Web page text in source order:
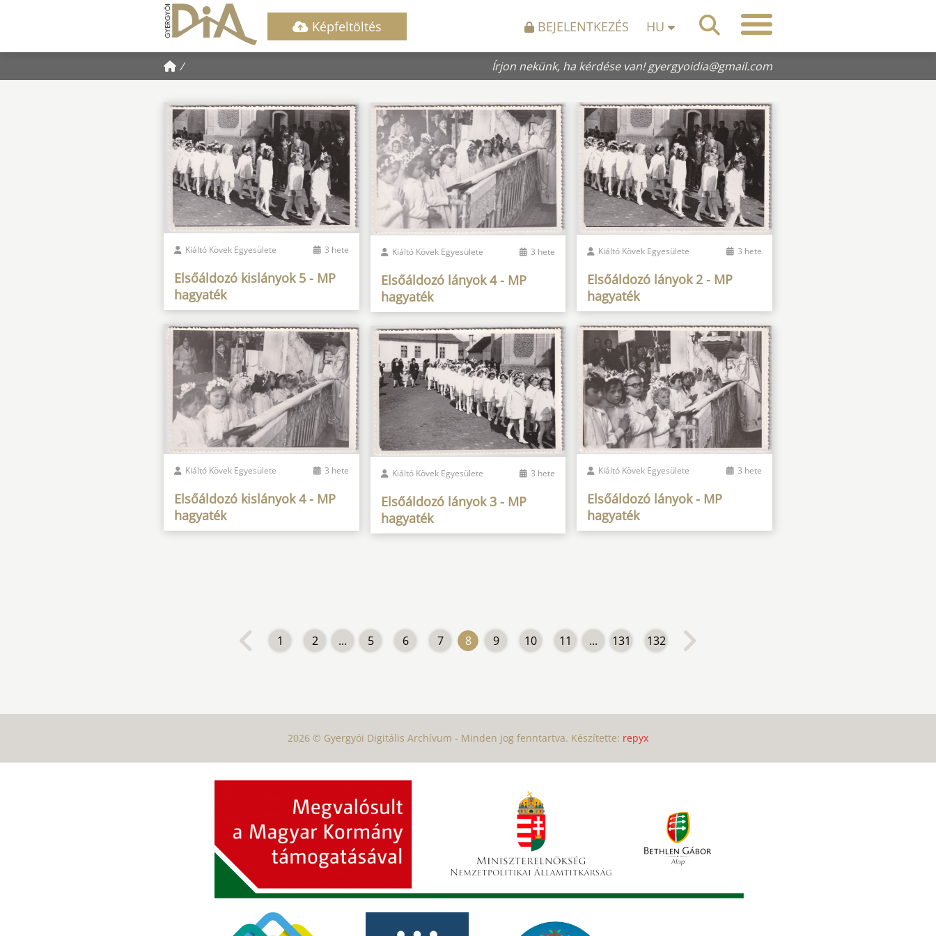
Képfeltöltés BEJELENTKEZÉS HU
/ Írjon nekünk, ha kérdése van!gyergyoidia@gmail.com
Kiáltó Kövek Egyesülete 3 hete
Elsőáldozó kislányok 5 - MP
hagyaték
Kiáltó Kövek Egyesülete 3 hete
Elsőáldozó kislányok 4 - MP
hagyaték
Kiáltó Kövek Egyesülete 3 hete
Elsőáldozó lányok 4 - MP
hagyaték
Kiáltó Kövek Egyesülete 3 hete
Elsőáldozó lányok 3 - MP
hagyaték
Kiáltó Kövek Egyesülete 3 hete
Elsőáldozó lányok 2 - MP
hagyaték
Kiáltó Kövek Egyesülete 3 hete
Elsőáldozó lányok - MP
hagyaték
1 2 ... 5 6 7 8 9 10 11 ... 131 132
2026 © Gyergyói Digitális Archívum - Minden jog fenntartva. Készítette: repyx